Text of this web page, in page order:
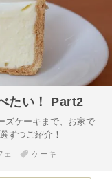
たい！ Part2
ズケーキまで、お家で
ずつご紹介！
ェ ケーキ